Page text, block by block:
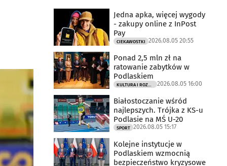
Jedna apka, więcej wygody
- zakupy online z InPost
Pay
CIEKAWOSTKI 2026.08.05 20:55
Ponad 2,5 mln zł na
ratowanie zabytków w
Podlaskiem
2026.08.05 16:00
Białostoczanie wśród
najlepszych. Trójka z KS-u
Podlasie na MŚ U-20
SPORT 2026.08.05 15:17
Kolejne instytucje w
Podlaskiem wzmocnią
bezpieczeństwo kryzysowe